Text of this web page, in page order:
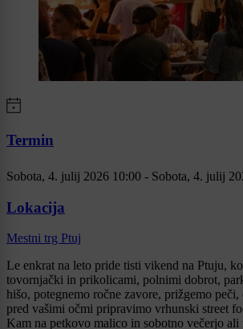
Termin
Sobota, 4. julij 2026 10:00 - Sobota, 4. julij
Lokacija
Mestni trg Ptuj
Le enkrat na leto pride tisti vikend na Ptuju,
tovornjački in prikolicami, polnimi dobrot,
hišo, potegnemo ročne zavore, prižgemo
pred vašimi očmi pripravimo vrhunski street
Kam na petkovo malico in sobotno večerjo